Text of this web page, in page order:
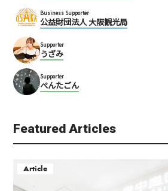
Business Supporter
公益財団法人 大阪観光局
Supporter
うざみ
Supporter
ぺんたごん
Featured Articles
Article